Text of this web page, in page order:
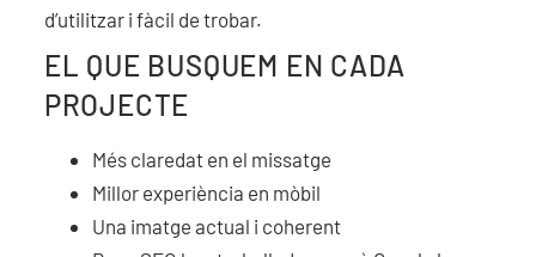
d’utilitzar i fàcil de trobar.
EL QUE BUSQUEM EN CADA
PROJECTE
Més claredat en el missatge
Millor experiència en mòbil
Una imatge actual i coherent